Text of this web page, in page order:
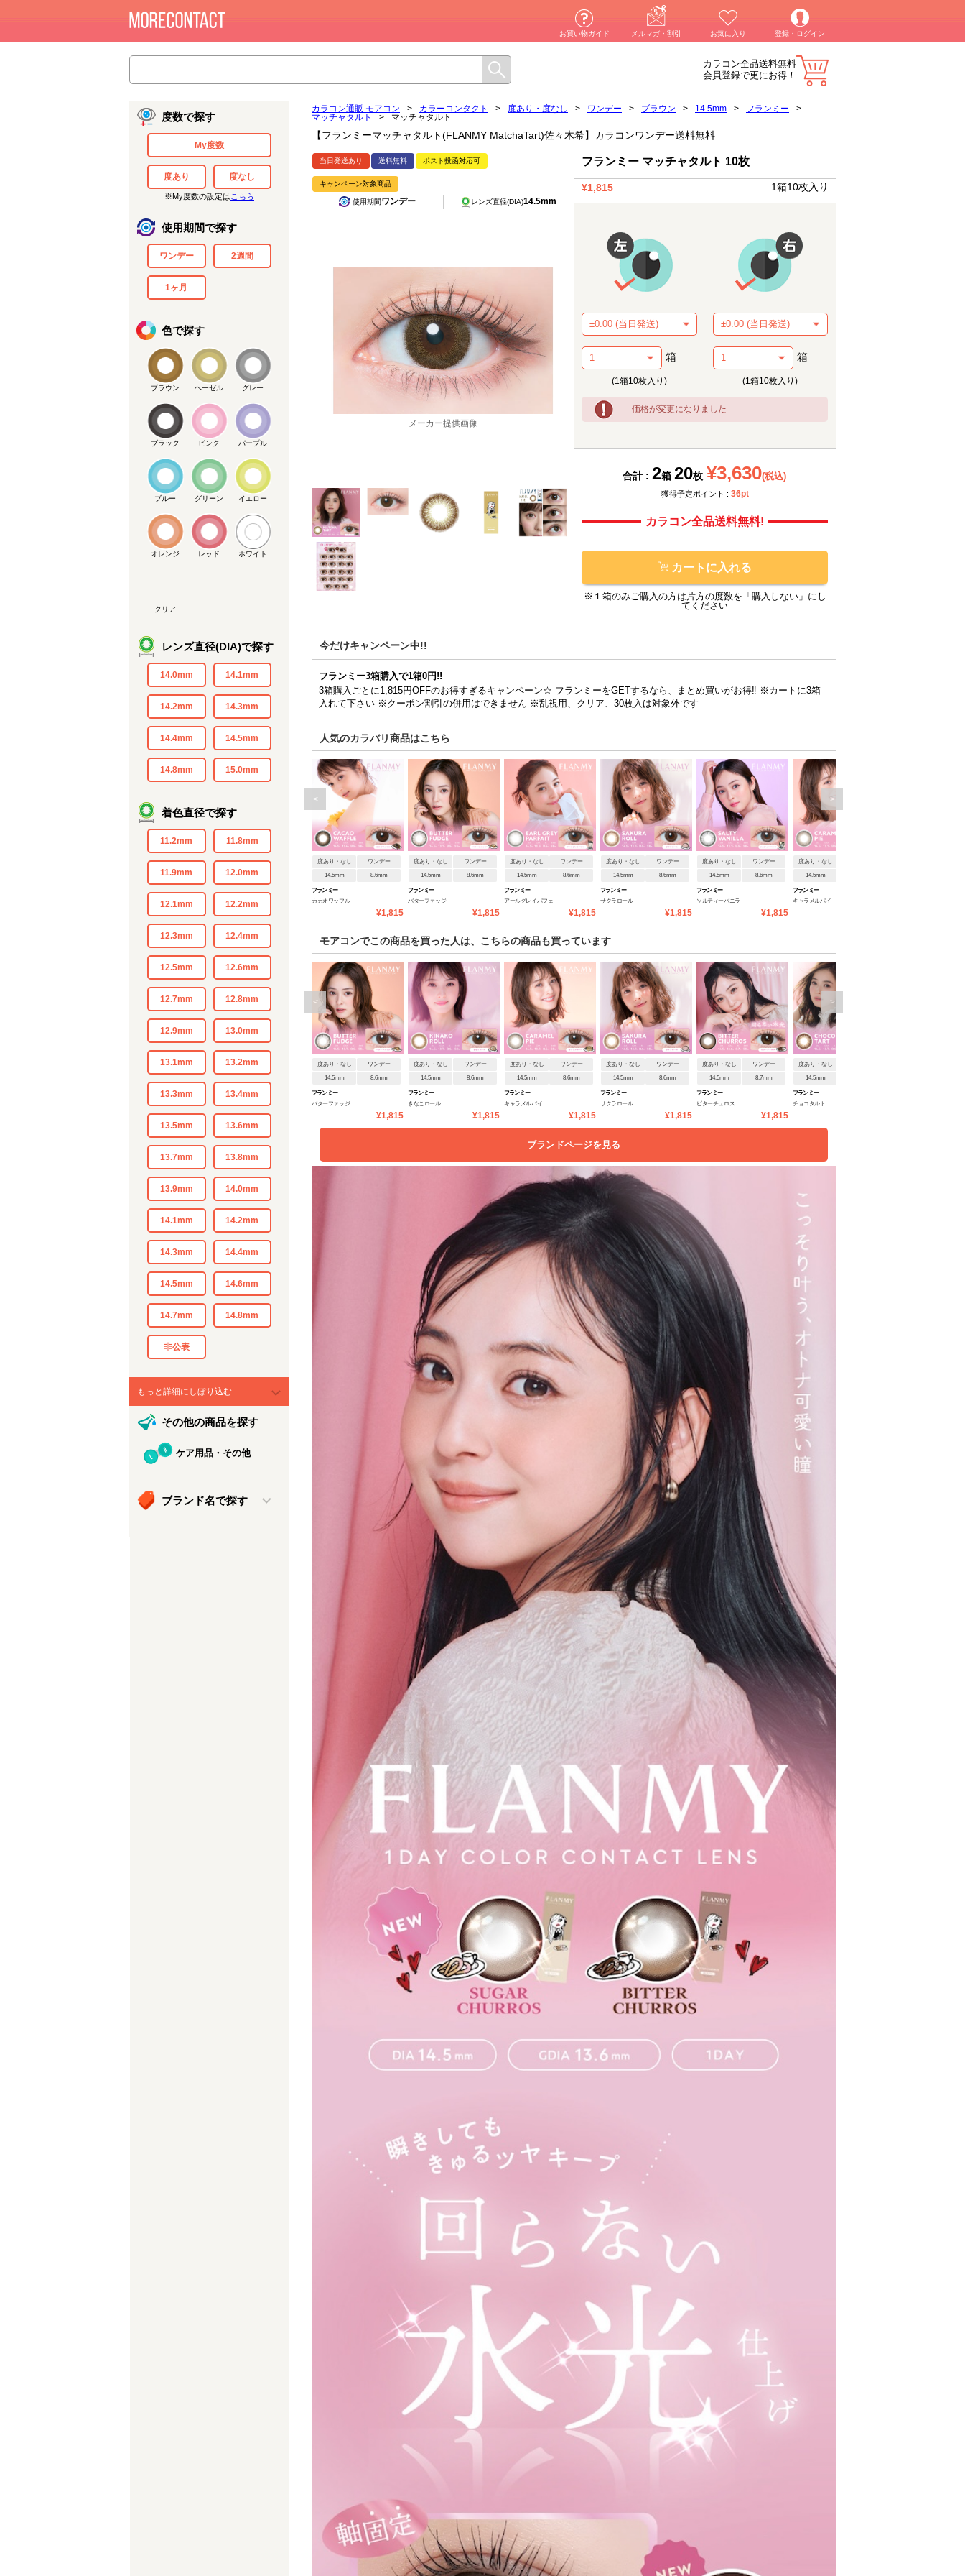
お買い物ガイド メルマガ・割引 お気に入り 登録・ログイン
カラコン全品送料無料
会員登録で更にお得！
度数で探す
My度数
度あり 度なし
※My度数の設定は こちら
使用期間で探す
ワンデー 2週間
1ヶ月
色で探す
ブラウン ヘーゼル グレー
ブラック ピンク パープル
ブルー グリーン イエロー
オレンジ レッド ホワイト
クリア
レンズ直径(DIA)で探す
14.0mm 14.1mm
14.2mm 14.3mm
14.4mm 14.5mm
14.8mm 15.0mm
着色直径で探す
11.2mm 11.8mm
11.9mm 12.0mm
12.1mm 12.2mm
12.3mm 12.4mm
12.5mm 12.6mm
12.7mm 12.8mm
12.9mm 13.0mm
13.1mm 13.2mm
13.3mm 13.4mm
13.5mm 13.6mm
13.7mm 13.8mm
13.9mm 14.0mm
14.1mm 14.2mm
14.3mm 14.4mm
14.5mm 14.6mm
14.7mm 14.8mm
非公表
もっと詳細にしぼり込む
その他の商品を探す
ケア用品・その他
ブランド名で探す
カラコン通販 モアコン > カラーコンタクト > 度あり・度なし > ワンデー > ブラウン > 14.5mm > フランミー
>
マッチャタルト
> マッチャタルト
【フランミーマッチャタルト(FLANMY MatchaTart)佐々木希】カラコンワンデー送料無料
当日発送あり 送料無料 ポスト投函対応可
キャンペーン対象商品
使用期間ワンデー レンズ直径(DIA)14.5mm
メーカー提供画像
メーカー提供画像
メーカー提供画像
フランミー マッチャタルト 10枚
¥1,815 1箱10枚入り
箱
(1箱10枚入り)
箱
(1箱10枚入り)
価格が変更になりました
合計 : 2箱 20枚 ¥3,630(税込)
獲得予定ポイント : 36pt
カラコン全品送料無料!
カートに入れる
※１箱のみご購入の方は片方の度数を「購入しない」にし
てください
今だけキャンペーン中!!
フランミー3箱購入で1箱0円!!
3箱購入ごとに1,815円OFFのお得すぎるキャンペーン☆ フランミーをGETするなら、まとめ買いがお得‼ ※カートに3箱
入れて下さい ※クーポン割引の併用はできません ※乱視用、クリア、30枚入は対象外です
人気のカラバリ商品はこちら
度あり・なし ワンデー
14.5mm 8.6mm
フランミー
カカオワッフル
¥1,815
度あり・なし ワンデー
14.5mm 8.6mm
フランミー
バターファッジ
¥1,815
度あり・なし ワンデー
14.5mm 8.6mm
フランミー
アールグレイパフェ
¥1,815
度あり・なし ワンデー
14.5mm 8.6mm
フランミー
サクラロール
¥1,815
度あり・なし ワンデー
14.5mm 8.6mm
フランミー
ソルティーバニラ
¥1,815
度あり・なし
14.5mm
フランミー
キャラメルパイ
< >
モアコンでこの商品を買った人は、こちらの商品も買っています
度あり・なし ワンデー
14.5mm 8.6mm
フランミー
バターファッジ
¥1,815
度あり・なし ワンデー
14.5mm 8.6mm
フランミー
きなこロール
¥1,815
度あり・なし ワンデー
14.5mm 8.6mm
フランミー
キャラメルパイ
¥1,815
度あり・なし ワンデー
14.5mm 8.6mm
フランミー
サクラロール
¥1,815
度あり・なし ワンデー
14.5mm 8.7mm
フランミー
ビターチュロス
¥1,815
度あり・なし
14.5mm
フランミー
チョコタルト
< >
ブランドページを見る